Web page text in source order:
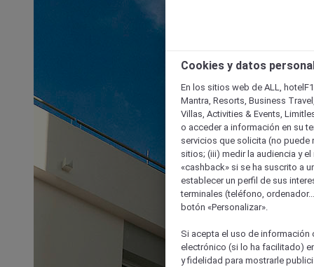
Cookies y datos
En los sitios web de ALL,
Mantra, Resorts, Business
Villas, Activities & Events,
o acceder a información en su
servicios que solicita (no puede
sitios; (iii) medir la audiencia y
«cashback» si se ha suscrito a
establecer un perfil de sus
terminales (teléfono,
botón «Personalizar».
Si acepta el uso de
electrónico (si lo ha facilitado)
y fidelidad para mostrarle